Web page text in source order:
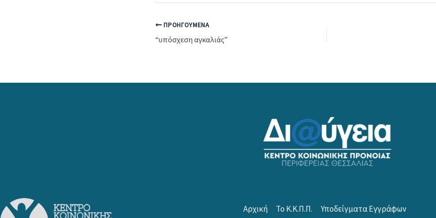
ΠΡΟΗΓΟΎΜΕΝΑ
“υπόσχεση αγκαλιάς”
Αρχική Το Κ.Κ.Π.Π.
Υποδείγματα Εγγράφων